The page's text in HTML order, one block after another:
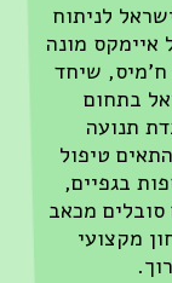
לניתוח
מונה
שיחד
טיפול
מכאב